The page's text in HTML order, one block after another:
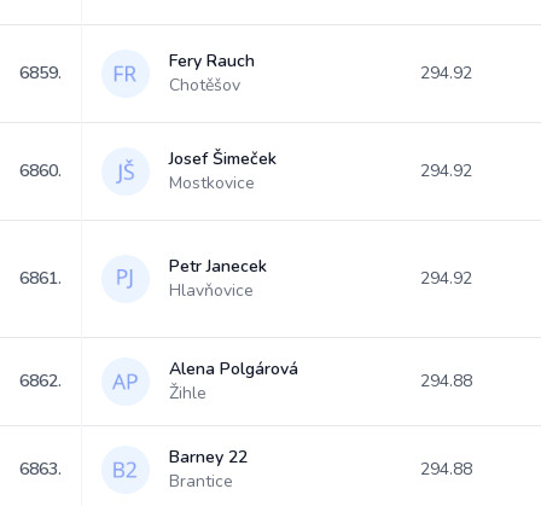
6859.
Fery Rauch
Chotěšov
294.92
6860.
Josef Šimeček
Mostkovice
294.92
6861.
Petr Janecek
Hlavňovice
294.92
6862.
Alena Polgárová
Žihle
294.88
6863.
Barney 22
Brantice
294.88